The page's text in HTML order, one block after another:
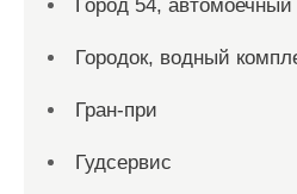
Город 54, автомоечный
Городок, водный
Гран-при
Гудсервис